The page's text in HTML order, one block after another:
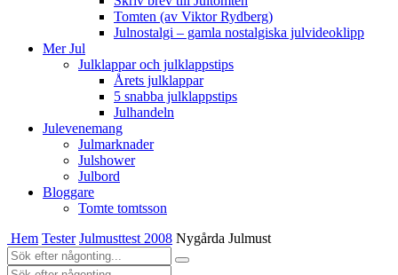
Tomten (av Viktor Rydberg)
Julnostalgi – gamla nostalgiska julvideoklipp
Mer Jul
Julklappar och julklappstips
Årets julklappar
5 snabba julklappstips
Julhandeln
Julevenemang
Julmarknader
Julshower
Julbord
Bloggare
Tomte tomtsson
Hem Tester Julmusttest 2008 Nygårda Julmust